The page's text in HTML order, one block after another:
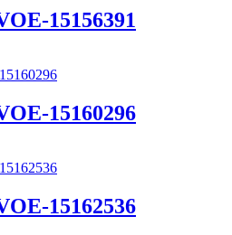
15156391
15160296
15162536